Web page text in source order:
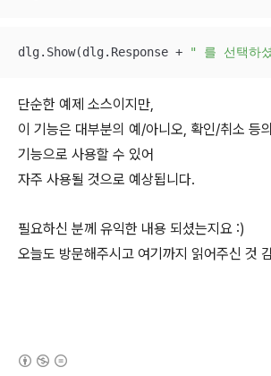
dlg.Show(dlg.Response + " 를 선택하
단순한 예제 소스이지만,
이 기능은 대부분의 예/아니오, 확인/취소 등
기능으로 사용할 수 있어
자주 사용될 것으로 예상됩니다.
필요하신 분께 유익한 내용 되셨는지요 :)
오늘도 방문해주시고 여기까지 읽어주신 것